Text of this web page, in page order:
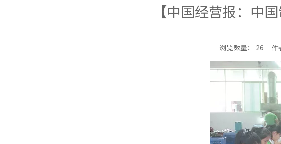
【中国经营报：中
浏览数量： 26 作